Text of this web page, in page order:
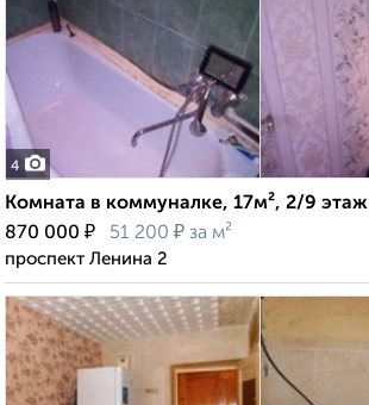
4
Комната в коммуналке, 17м², 2/9 этаж
870 000 ₽ 51 200 ₽ за м²
проспект Ленина 2